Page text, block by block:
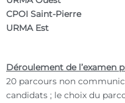
CPOI Saint-Pierre
URMA Est
Déroulement de l’examen
20 parcours non
candidats ; le choix du